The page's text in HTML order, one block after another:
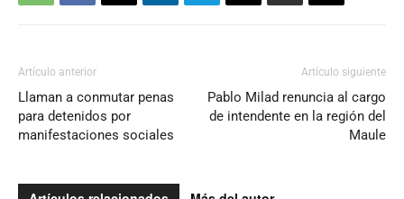
Artículo anterior
Llaman a conmutar penas
para detenidos por
manifestaciones sociales
Artículo siguiente
Pablo Milad renuncia al cargo
de intendente en la región del
Maule